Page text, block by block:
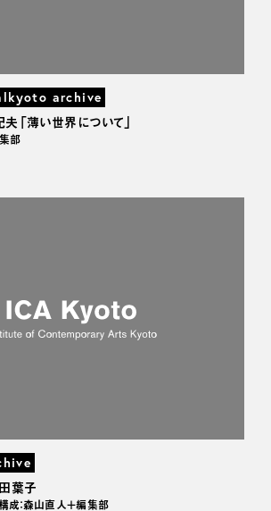
archive
夫「薄い世界について」
部
葉子
：森山直人＋編集部